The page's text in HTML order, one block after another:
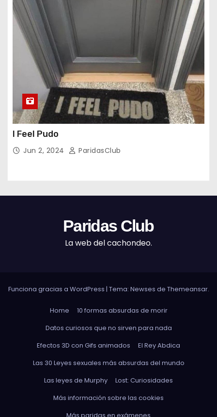
I Feel Pudo
Jun 2, 2024 ParidasClub
Paridas Club
La web del cachondeo.
Funciona gracias a WordPress | Tema: Newses de Themeansar.
Home
10 formas absurdas de morir
Datos curiosos que no sirven para nada
Efectos 3D con Gifs animados
El Rey Abdica
Las 30 Leyes sexuales más absurdas del mundo
Las leyes de Murphy
Lost: Curiosidades
Más información sobre las cookies